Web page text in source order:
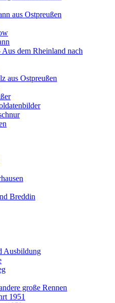
aus Ostpreußen
dem Rheinland nach
aus Ostpreußen
Breddin
Ausbildung
große Rennen
1951